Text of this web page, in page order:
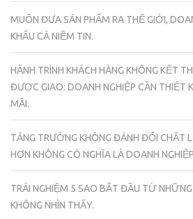
MUỐN ĐƯA SẢN PHẨM RA THẾ GIỚI,
KHẨU CẢ NIỀM TIN.
HÀNH TRÌNH KHÁCH HÀNG KHÔNG KẾT
ĐƯỢC GIAO: DOANH NGHIỆP CẦN THIẾT
MÃI.
TĂNG TRƯỞNG KHÔNG ĐÁNH ĐỔI CHẤT
HƠN KHÔNG CÓ NGHĨA LÀ DOANH
TRẢI NGHIỆM 5 SAO BẮT ĐẦU TỪ
KHÔNG NHÌN THẤY.